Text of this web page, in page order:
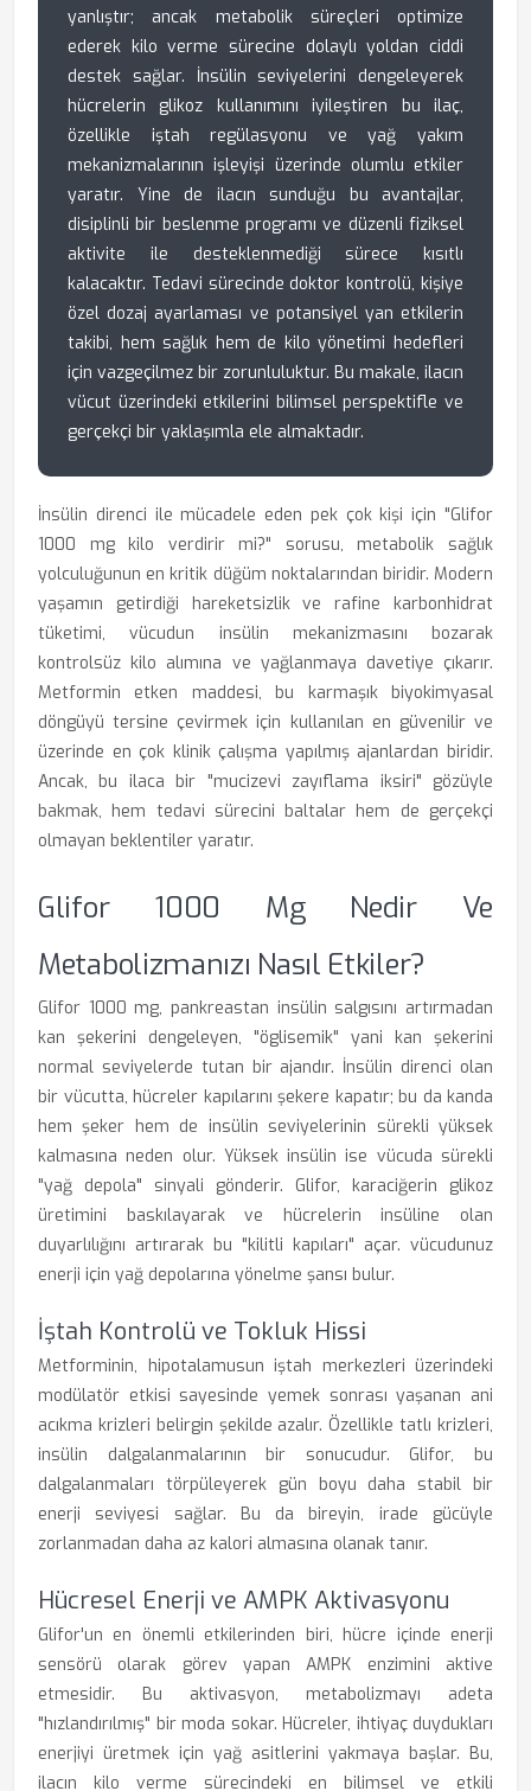
yanlıştır; ancak metabolik süreçleri optimize
ederek kilo verme sürecine dolaylı yoldan ciddi
destek sağlar. İnsülin seviyelerini dengeleyerek
hücrelerin glikoz kullanımını iyileştiren bu ilaç,
özellikle iştah regülasyonu ve yağ yakım
mekanizmalarının işleyişi üzerinde olumlu etkiler
yaratır. Yine de ilacın sunduğu bu avantajlar,
disiplinli bir beslenme programı ve düzenli fiziksel
aktivite ile desteklenmediği sürece kısıtlı
kalacaktır. Tedavi sürecinde doktor kontrolü, kişiye
özel dozaj ayarlaması ve potansiyel yan etkilerin
takibi, hem sağlık hem de kilo yönetimi hedefleri
için vazgeçilmez bir zorunluluktur. Bu makale, ilacın
vücut üzerindeki etkilerini bilimsel perspektifle ve
gerçekçi bir yaklaşımla ele almaktadır.
İnsülin direnci ile mücadele eden pek çok kişi için "Glifor
1000 mg kilo verdirir mi?" sorusu, metabolik sağlık
yolculuğunun en kritik düğüm noktalarından biridir. Modern
yaşamın getirdiği hareketsizlik ve rafine karbonhidrat
tüketimi, vücudun insülin mekanizmasını bozarak
kontrolsüz kilo alımına ve yağlanmaya davetiye çıkarır.
Metformin etken maddesi, bu karmaşık biyokimyasal
döngüyü tersine çevirmek için kullanılan en güvenilir ve
üzerinde en çok klinik çalışma yapılmış ajanlardan biridir.
Ancak, bu ilaca bir "mucizevi zayıflama iksiri" gözüyle
bakmak, hem tedavi sürecini baltalar hem de gerçekçi
olmayan beklentiler yaratır.
Glifor 1000 Mg Nedir Ve
Metabolizmanızı Nasıl Etkiler?
Glifor 1000 mg, pankreastan insülin salgısını artırmadan
kan şekerini dengeleyen, "öglisemik" yani kan şekerini
normal seviyelerde tutan bir ajandır. İnsülin direnci olan
bir vücutta, hücreler kapılarını şekere kapatır; bu da kanda
hem şeker hem de insülin seviyelerinin sürekli yüksek
kalmasına neden olur. Yüksek insülin ise vücuda sürekli
"yağ depola" sinyali gönderir. Glifor, karaciğerin glikoz
üretimini baskılayarak ve hücrelerin insüline olan
duyarlılığını artırarak bu "kilitli kapıları" açar. vücudunuz
enerji için yağ depolarına yönelme şansı bulur.
İştah Kontrolü ve Tokluk Hissi
Metforminin, hipotalamusun iştah merkezleri üzerindeki
modülatör etkisi sayesinde yemek sonrası yaşanan ani
acıkma krizleri belirgin şekilde azalır. Özellikle tatlı krizleri,
insülin dalgalanmalarının bir sonucudur. Glifor, bu
dalgalanmaları törpüleyerek gün boyu daha stabil bir
enerji seviyesi sağlar. Bu da bireyin, irade gücüyle
zorlanmadan daha az kalori almasına olanak tanır.
Hücresel Enerji ve AMPK Aktivasyonu
Glifor'un en önemli etkilerinden biri, hücre içinde enerji
sensörü olarak görev yapan AMPK enzimini aktive
etmesidir. Bu aktivasyon, metabolizmayı adeta
"hızlandırılmış" bir moda sokar. Hücreler, ihtiyaç duydukları
enerjiyi üretmek için yağ asitlerini yakmaya başlar. Bu,
ilacın kilo verme sürecindeki en bilimsel ve etkili